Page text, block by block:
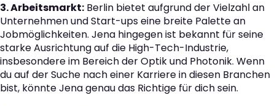
3. Arbeitsmarkt: Berlin bietet aufgrund der Vielzahl an
Unternehmen und Start-ups eine breite Palette an
Jobmöglichkeiten. Jena hingegen ist bekannt für seine
starke Ausrichtung auf die High-Tech-Industrie,
insbesondere im Bereich der Optik und Photonik. Wenn
du auf der Suche nach einer Karriere in diesen Branchen
bist, könnte Jena genau das Richtige für dich sein.